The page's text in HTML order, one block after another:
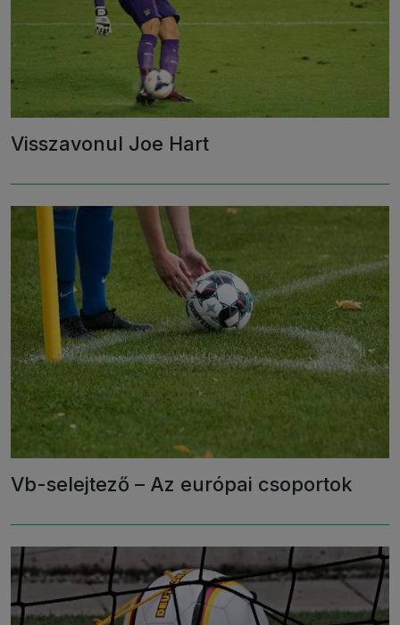
Visszavonul Joe Hart
Vb-selejtező – Az európai csoportok